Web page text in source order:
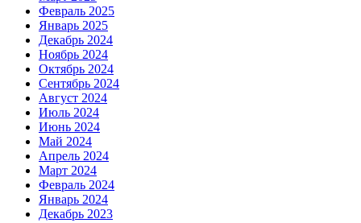
Февраль 2025
Январь 2025
Декабрь 2024
Ноябрь 2024
Октябрь 2024
Сентябрь 2024
Август 2024
Июль 2024
Июнь 2024
Май 2024
Апрель 2024
Март 2024
Февраль 2024
Январь 2024
Декабрь 2023